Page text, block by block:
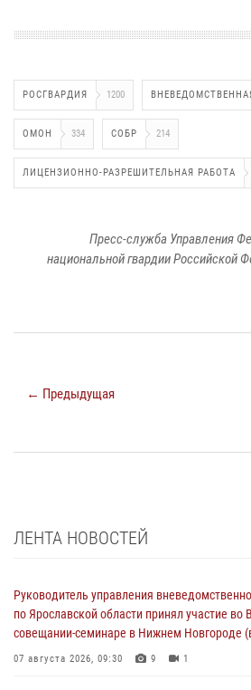
РОСГВАРДИЯ 1200
ОМОН 334 СОБР 214
ЛИЦЕНЗИОННО-РАЗРЕШИТЕЛЬНАЯ РАБОТА
Пресс-служба Управления
национальной гвардии Российской
← Предыдущая
ЛЕНТА НОВОСТЕЙ
Руководитель управления
по Ярославской области принял участие во
совещании-семинаре в Нижнем Новгороде
07 августа 2026, 09:30 9 1